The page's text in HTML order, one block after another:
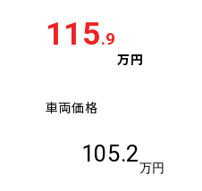
115.9
万円
車両価格
105.2
万円